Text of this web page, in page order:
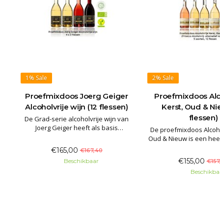
1% Sale
Proefmixdoos Joerg Geiger
Alcoholvrije wijn (12 flessen)
De Grad-serie alcoholvrije wijn van
Joerg Geiger heeft als basis
vacuümdestillatie de alcohol aan
onttrokken is, daarna is de
alcoholvrije wijn verrijkt met andere
€165,00 €167,40
Beschikbaar
2% Sale
Proefmixdoos
Kerst, Oud &
flessen)
De proefmixdoos
Oud & Nieuw is een
Alcoholvrij voor de
inhoud (12 flessen)
flessen mousserende rosé, 4
€155,00